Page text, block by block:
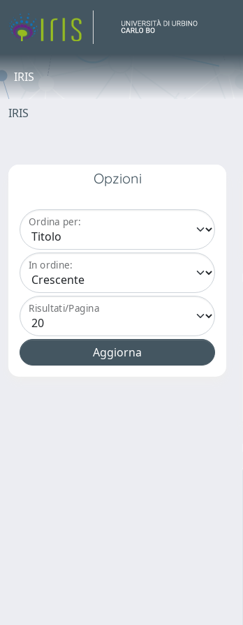
IRIS
IRIS
Opzioni
Ordina per:
In ordine:
Risultati/Pagina